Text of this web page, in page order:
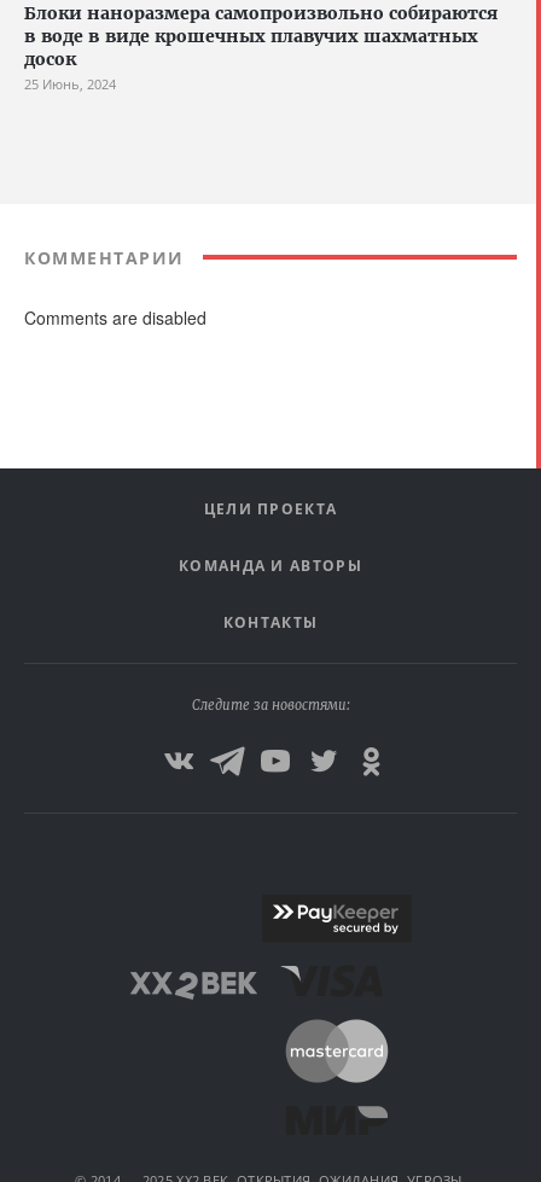
Блоки наноразмера самопроизвольно собираются
в воде в виде крошечных плавучих шахматных
досок
25 Июнь, 2024
КОММЕНТАРИИ
Comments are disabled
ЦЕЛИ ПРОЕКТА
КОМАНДА И АВТОРЫ
КОНТАКТЫ
Следите за новостями: